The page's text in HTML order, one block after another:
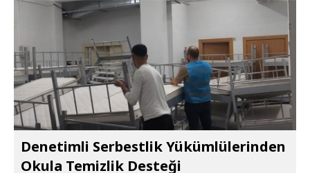
Denetimli Serbestlik Yükümlülerinden
Okula Temizlik Desteği